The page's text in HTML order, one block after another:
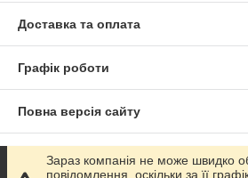
Доставка та оплата
Графік роботи
Повна версія сайту
Сайт створено на маркетплейсі
Зараз компанія не може швидко
повідомлення, оскільки за її